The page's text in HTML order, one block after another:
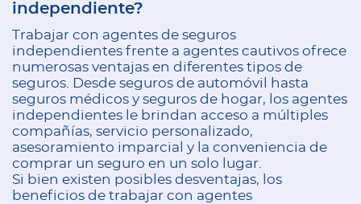
independiente?
Trabajar con agentes de seguros
independientes frente a agentes cautivos ofrece
numerosas ventajas en diferentes tipos de
seguros. Desde seguros de automóvil hasta
seguros médicos y seguros de hogar, los agentes
independientes le brindan acceso a múltiples
compañías, servicio personalizado,
asesoramiento imparcial y la conveniencia de
comprar un seguro en un solo lugar.
Si bien existen posibles desventajas, los
beneficios de trabajar con agentes